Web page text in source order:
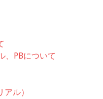
、PBについて
ル）